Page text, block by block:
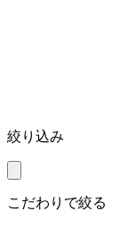
絞り込み
こだわりで絞る